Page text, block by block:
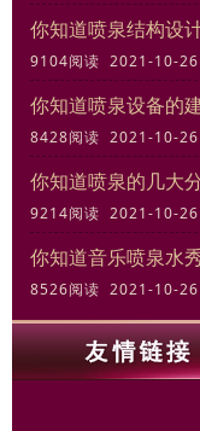
你知道喷泉结构设
9104阅读 2021-10-
你知道喷泉设备的
8428阅读 2021-10-
你知道喷泉的几大
9214阅读 2021-10-
你知道音乐喷泉水
8526阅读 2021-10-